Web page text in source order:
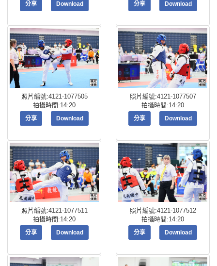
分享 Download 分享 Download
照片編號:4121-1077505
拍攝時間:14:20
分享 Download
照片編號:4121-1077507
拍攝時間:14:20
分享 Download
照片編號:4121-1077511
拍攝時間:14:20
分享 Download
照片編號:4121-1077512
拍攝時間:14:20
分享 Download